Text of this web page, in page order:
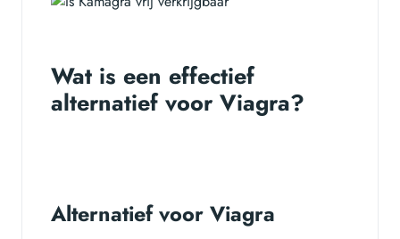
Wat is een effectief
alternatief voor Viagra?
Alternatief voor Viagra